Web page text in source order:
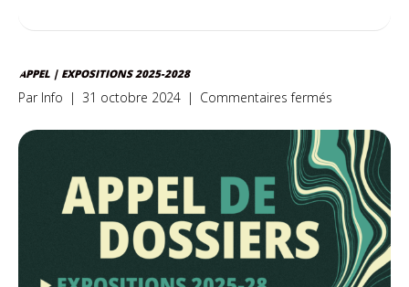
APPEL | EXPOSITIONS 2025-2028
Par Info | 31 octobre 2024 | Commentaires fermés
|
Expositions
2025-
2028